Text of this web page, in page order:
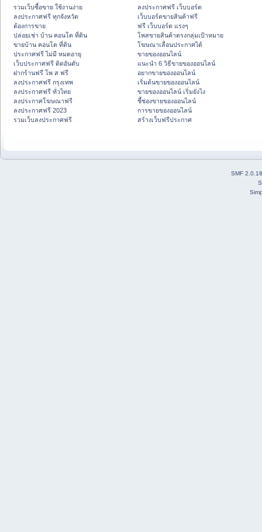
รวมเว็บซื้อขาย ใช้งานง่าย
ลงประกาศฟรี ทุกจังหวัด
ต้องการขาย
ปล่อยเช่า บ้าน คอนโด ที่ดิน
ขายบ้าน คอนโด ที่ดิน
ประกาศฟรี ไม่มี หมดอายุ
เว็บประกาศฟรี ติดอันดับ
ฝากร้านฟรี โพ ส ฟรี
ลงประกาศฟรี กรุงเทพ
ลงประกาศฟรี ทั่วไทย
ลงประกาศโฆษณาฟรี
ลงประกาศฟรี 2023
รวมเว็บลงประกาศฟรี
ลงประกาศฟรี เว็บบอร์ด
เว็บบอร์ดขายสินค้าฟรี
ฟรี เว็บบอร์ด แรงๆ
โพสขายสินค้าตรงกลุ่มเป้าหมาย
โฆษณาเลื่อนประกาศได้
ขายของออนไลน์
แนะนำ 6 วิธีขายของออนไลน์
อยากขายของออนไลน์
เริ่มต้นขายของออนไลน์
ขายของออนไลน์ เริ่มยังไง
ชี้ช่องขายของออนไลน์
การขายของออนไลน์
สร้างเว็บฟรีประกาศ
SMF 2.0.18